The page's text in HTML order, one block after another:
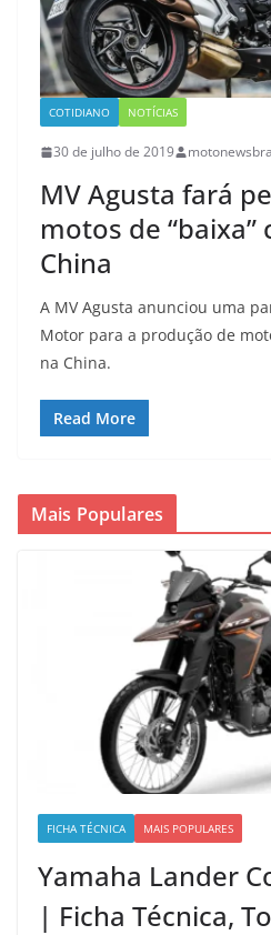
COTIDIANO NOTÍCIAS
30 de julho de 2019
MV Agusta fará
motos de
China
A MV Agusta anunciou uma
Motor para a produção de
na China.
Read More
Mais Populares
FICHA TÉCNICA MAIS POPULARES
Yamaha Lander
| Ficha Técnica,